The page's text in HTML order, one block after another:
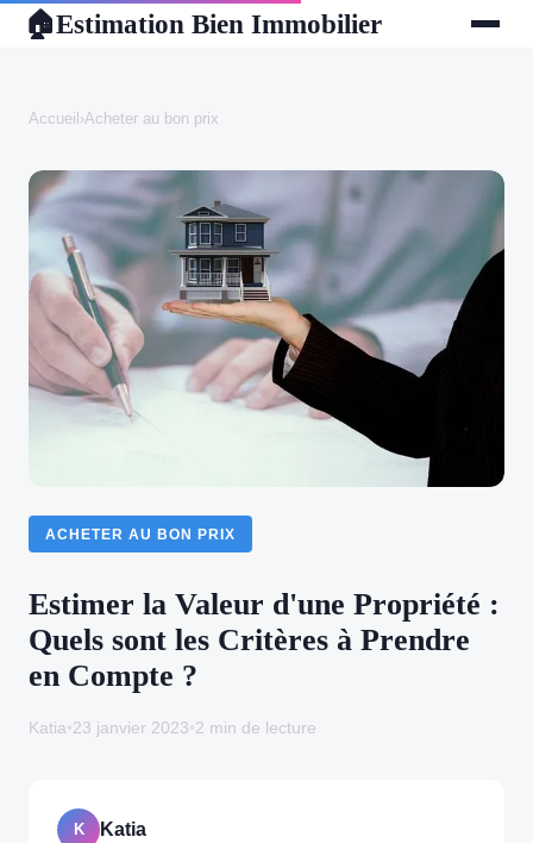
🏠Estimation Bien Immobilier
Accueil ›Acheter au bon prix
ACHETER AU BON PRIX
Estimer la Valeur d'une Propriété :
Quels sont les Critères à Prendre
en Compte ?
Katia 23 janvier 2023 2 min de lecture
K Katia